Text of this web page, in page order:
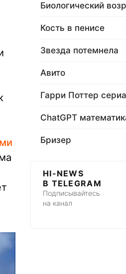
Биологический
Кость в пенисе
Звезда потемнела
Авито
Гарри Поттер
ChatGPT
Бризер
HI-NEWS
В TELEGRAM
Подписывайтесь
на канал